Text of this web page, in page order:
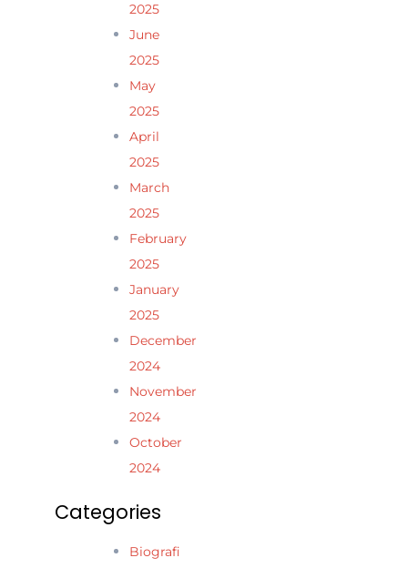
2025
June
2025
May
2025
April
2025
March
2025
February
2025
January
2025
December
2024
November
2024
October
2024
Categories
Biografi